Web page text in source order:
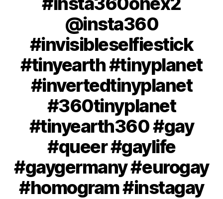
@insta360
#invisibleselfiestick
#tinyearth #tinyplanet
#invertedtinyplanet
#360tinyplanet
#tinyearth360 #gay
#queer #gaylife
#gaygermany #eurogay
#homogram #instagay